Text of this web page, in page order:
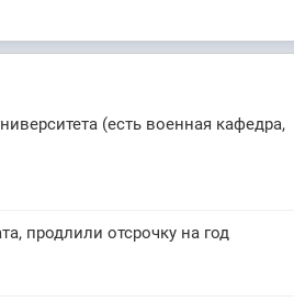
(есть военная кафедра,
продлили отсрочку на год